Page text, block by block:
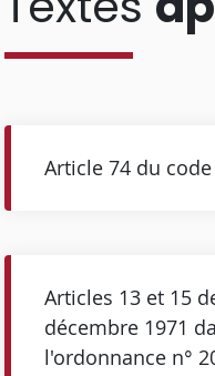
Article 74 du
Articles 13 et 15
décembre 1971
l'ordonnance n°